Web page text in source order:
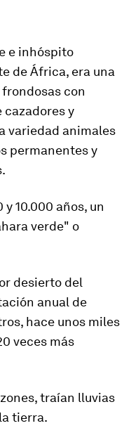
e inhóspito
de África, era una
con
cazadores y
variedad animales
permanentes y
y 10.000 años, un
verde" o
desierto del
anual de
hace unos miles
veces más
traían lluvias
tierra.